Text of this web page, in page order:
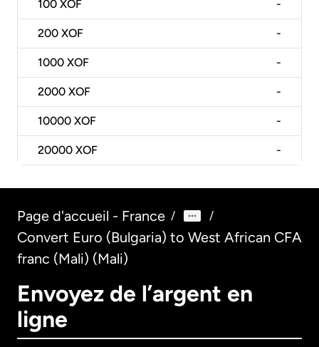
100 XOF -
200 XOF -
1000 XOF -
2000 XOF -
10000 XOF -
20000 XOF -
Page d'accueil - France / /
Convert Euro (Bulgaria) to West African CFA
franc (Mali) (Mali)
Envoyez de l’argent en
ligne